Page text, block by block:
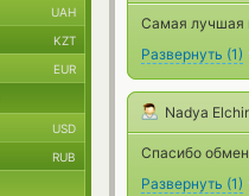
Самая лучшая
Развернуть (1)
Nadya
Спасибо
Развернуть (1)
UAH
KZT
EUR
USD
RUB